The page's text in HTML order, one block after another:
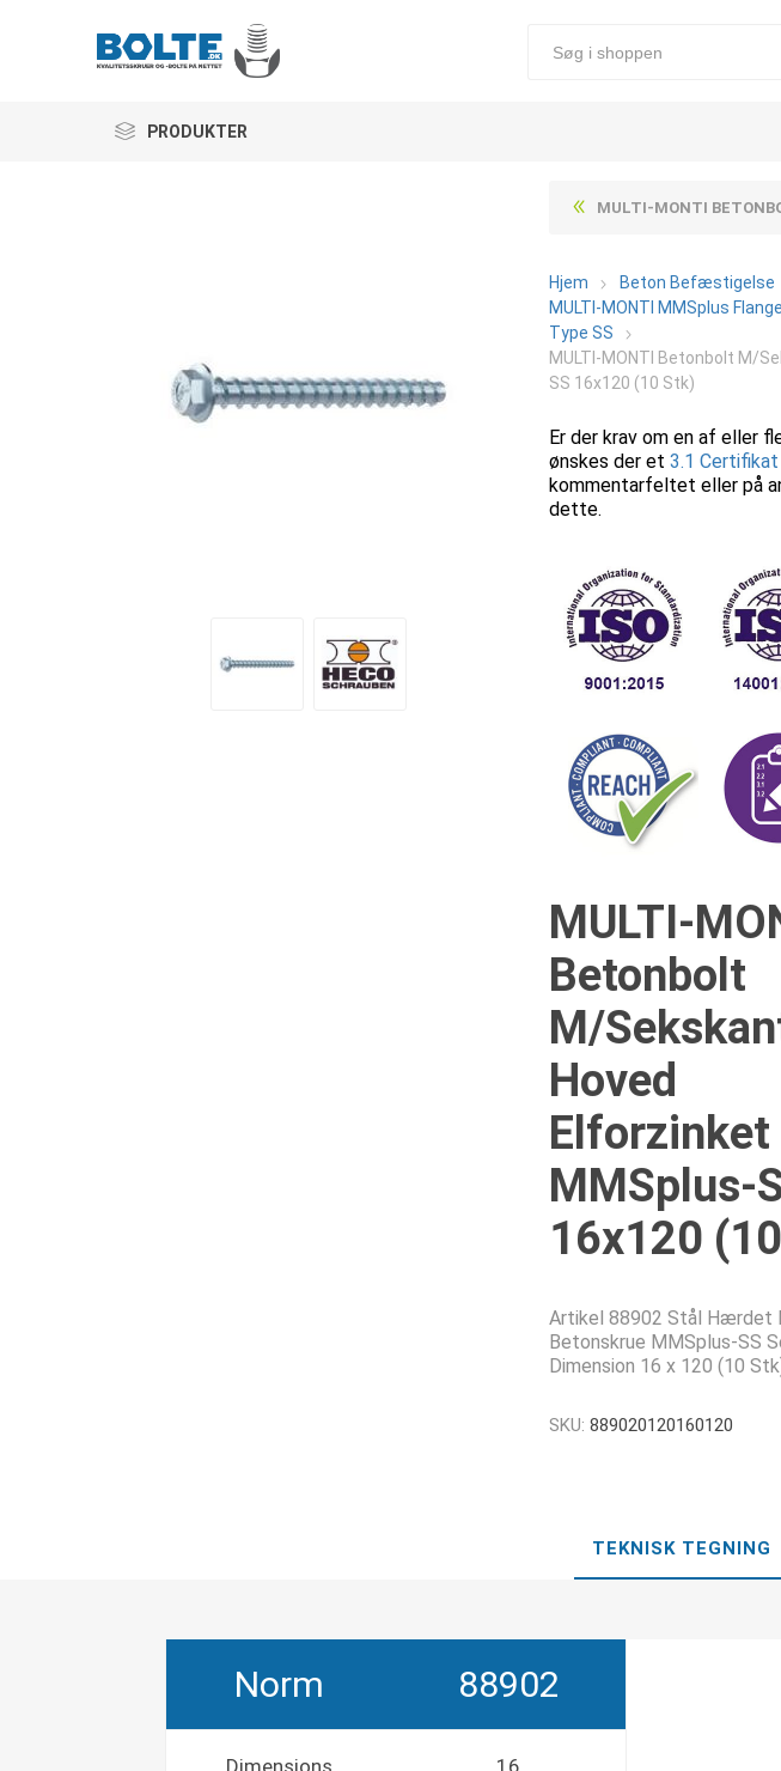
PRODUKTER
MULTI-MONTI BETONBOLT M/SEKSKANTET HOVED ELFORZINKET STÅL MMSPLUS-SS
Hjem Beton Befæstigelse
MULTI-MONTI MMSplus
Type SS
MULTI-MONTI Betonbolt M/
SS 16x120 (10 Stk)
Er der krav om en af eller
ønskes der et3.1 Certifikat
kommentarfeltet eller på
dette.
MULTI-
Betonbolt
M/
Hoved
Elforzinket
MMSplus-
16x120
Artikel 88902 Stål Hærdet
Betonskrue MMSplus-SS
Dimension 16 x 120 (10
SKU: 889020120160120
TEKNISK TEGNING
Norm 88902
Dimensions 16